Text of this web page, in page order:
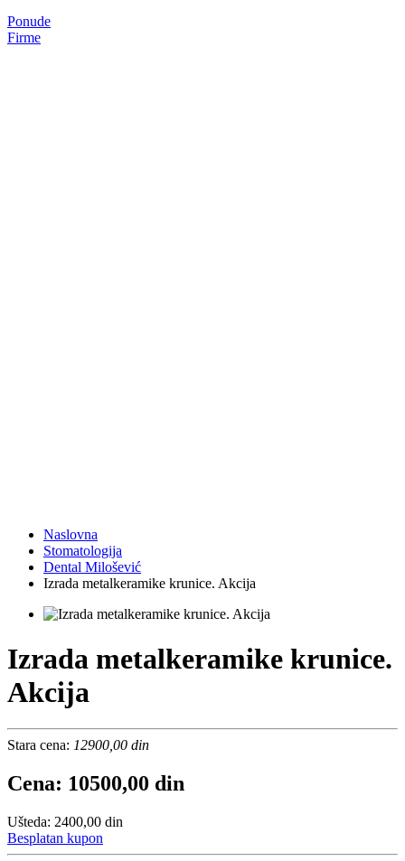
Ponude
Firme
Naslovna
Stomatologija
Dental Milošević
Izrada metalkeramike krunice. Akcija
Izrada metalkeramike krunice.
Akcija
Stara cena: 12900,00 din
Cena: 10500,00 din
Ušteda: 2400,00 din
Besplatan kupon